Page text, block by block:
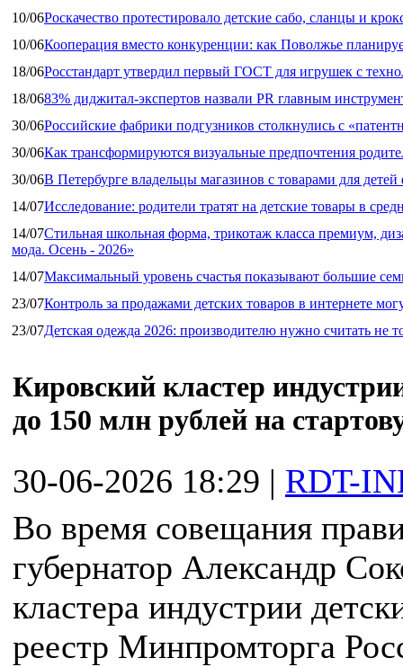
10/06Роскачество протестировало детские сабо, сланцы и
10/06Кооперация вместо конкуренции: как Поволжье
18/06Росстандарт утвердил первый ГОСТ для игрушек с
18/0683% диджитал‑экспертов назвали PR главным
30/06Российские фабрики подгузников столкнулись с
30/06Как трансформируются визуальные предпочтения
30/06В Петербурге владельцы магазинов с товарами для
14/07Исследование: родители тратят на детские товары в
14/07Стильная школьная форма, трикотаж класса премиум,
мода. Осень - 2026»
14/07Максимальный уровень счастья показывают большие
23/07Контроль за продажами детских товаров в интернете
23/07Детская одежда 2026: производителю нужно считать не
Кировский кластер
до 150 млн рублей на
30-06-2026 18:29 | RDT-
Во время совещания
губернатор Александр
кластера индустрии
реестр Минпромторга